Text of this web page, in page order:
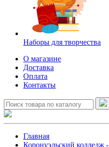
Наборы для творчества
О магазине
Доставка
Оплата
Контакты
Главная
Коронуэльский колледж